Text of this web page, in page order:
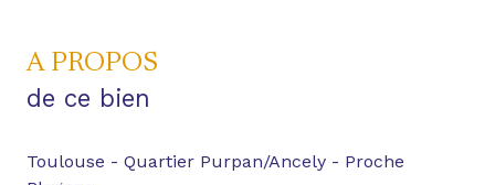
A PROPOS
de ce bien
Toulouse - Quartier Purpan/Ancely - Proche